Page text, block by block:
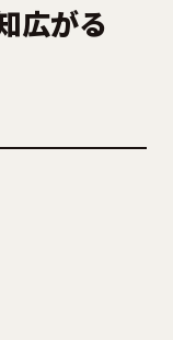
広がる